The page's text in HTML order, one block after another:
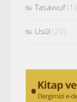
Tasavvuf(1)
Usûl (20)